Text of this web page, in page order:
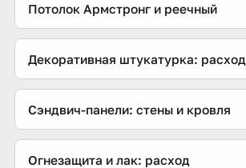
Потолок Армстронг и реечный
Декоративная штукатурка: расход
Сэндвич-панели: стены и кровля
Огнезащита и лак: расход